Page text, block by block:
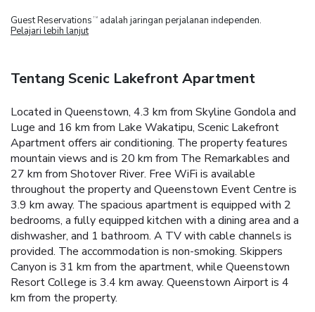
Guest Reservations TM
adalah jaringan perjalanan independen.
Pelajari lebih lanjut
Tentang Scenic Lakefront Apartment
Located in Queenstown, 4.3 km from Skyline Gondola and
Luge and 16 km from Lake Wakatipu, Scenic Lakefront
Apartment offers air conditioning. The property features
mountain views and is 20 km from The Remarkables and
27 km from Shotover River. Free WiFi is available
throughout the property and Queenstown Event Centre is
3.9 km away. The spacious apartment is equipped with 2
bedrooms, a fully equipped kitchen with a dining area and a
dishwasher, and 1 bathroom. A TV with cable channels is
provided. The accommodation is non-smoking. Skippers
Canyon is 31 km from the apartment, while Queenstown
Resort College is 3.4 km away. Queenstown Airport is 4
km from the property.